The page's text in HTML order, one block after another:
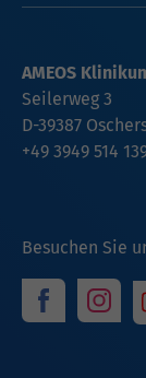
Besuchen Sie
AMEOS
Seilerweg 3
D-39387
+49 3949 514